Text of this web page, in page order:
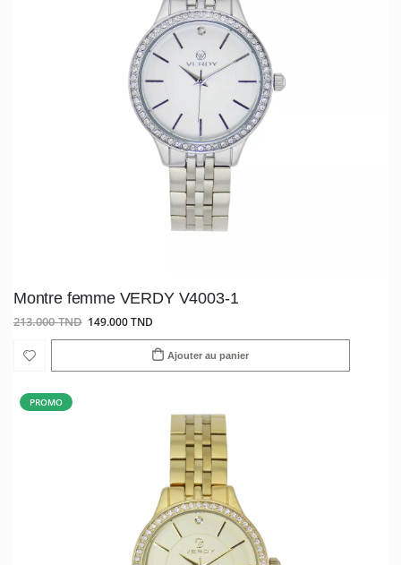
Montre femme VERDY V4003-1
213.000 TND 149.000 TND
Ajouter au panier
PROMO